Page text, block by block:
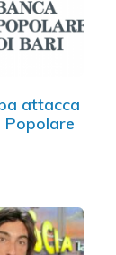
attacca
Popolare